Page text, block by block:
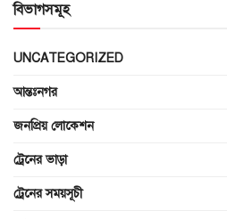
বিভাগসমূহ
UNCATEGORIZED
আন্তঃনগর
জনপ্রিয় লোকেশন
ট্রেনের ভাড়া
ট্রেনের সময়সূচী